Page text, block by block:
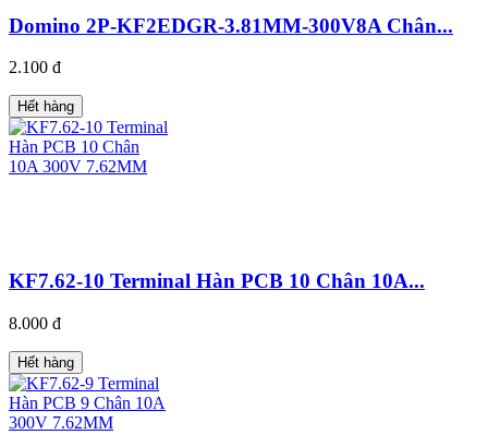
Domino 2P-KF2EDGR-3.81MM-300V8A Chân...
2.100 đ
Hết hàng
KF7.62-10 Terminal Hàn PCB 10 Chân 10A...
8.000 đ
Hết hàng